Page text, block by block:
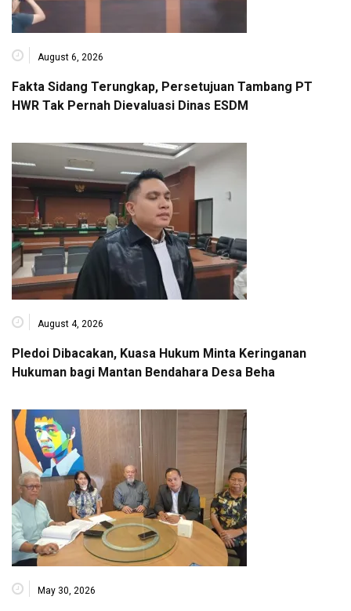
August 6, 2026
Fakta Sidang Terungkap, Persetujuan Tambang PT
HWR Tak Pernah Dievaluasi Dinas ESDM
August 4, 2026
Pledoi Dibacakan, Kuasa Hukum Minta Keringanan
Hukuman bagi Mantan Bendahara Desa Beha
May 30, 2026